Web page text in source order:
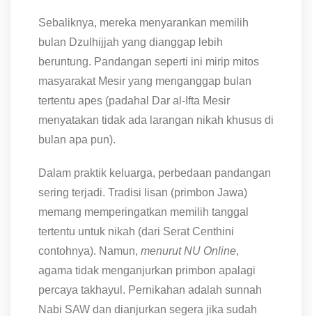
Sebaliknya, mereka menyarankan memilih
bulan Dzulhijjah yang dianggap lebih
beruntung. Pandangan seperti ini mirip mitos
masyarakat Mesir yang menganggap bulan
tertentu apes (padahal Dar al-Ifta Mesir
menyatakan tidak ada larangan nikah khusus di
bulan apa pun).
Dalam praktik keluarga, perbedaan pandangan
sering terjadi. Tradisi lisan (primbon Jawa)
memang memperingatkan memilih tanggal
tertentu untuk nikah (dari Serat Centhini
contohnya). Namun, menurut NU Online,
agama tidak menganjurkan primbon apalagi
percaya takhayul. Pernikahan adalah sunnah
Nabi SAW dan dianjurkan segera jika sudah